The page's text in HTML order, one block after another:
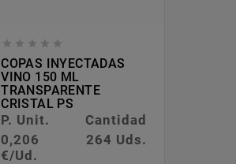
    
COPAS INYECTADAS
VINO 150 ML
TRANSPARENTE
CRISTAL PS
P. Unit.
Cantidad
0,206
€/Ud.
264 Uds.